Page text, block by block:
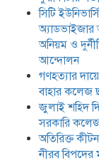
সিটি
অনিয়ম ও
আন্দোলন
গণহত্যার
বাহার কলেজ
জুলাই শহিদ
সরকারি
অতিরিক্ত
নীরব বিপদের